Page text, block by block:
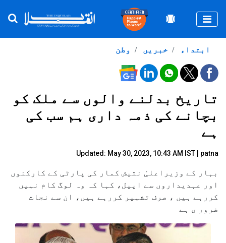
وطن خبریں ابتداء
تاریخ بدلنے والوں سے ملک کو
بچانے کی ذمہ داری ہم سب کی
ہے
Updated: May 30, 2023, 10:43 AM IST | patna
بہار کے وزیراعلیٰ نتیش کمار کی پارٹی کے کارکنوں
اور عہدیداروں سے اپیل، کہا کہ وہ لوگ کام نہیں
کررہے ہیں ، صرف تشہیر کررہے ہیں، ان سے نجات
ضرور ی ہے